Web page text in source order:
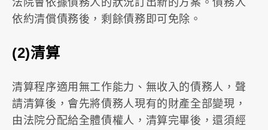
依約清償債務後，剩餘債務即可免除。
(2)清算
清算程序適用無工作能力、無收入的債務人，聲
請清算後，會先將債務人現有的財產全部變現，
由法院分配給全體債權人，清算完畢後，還須經